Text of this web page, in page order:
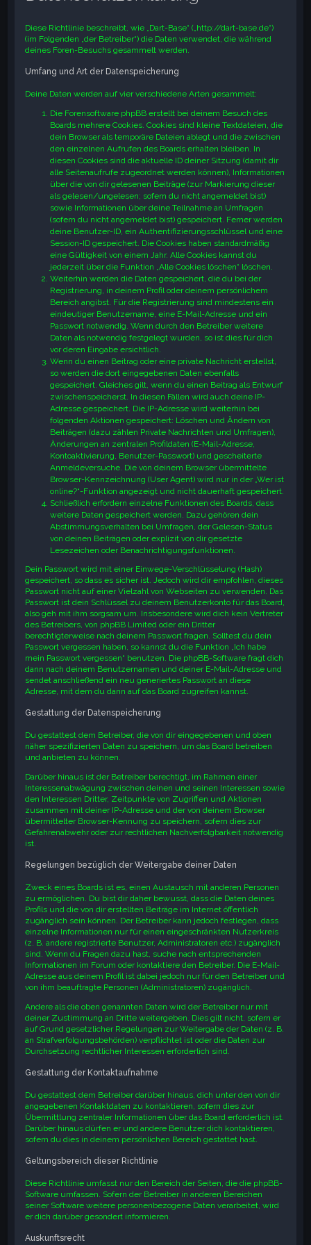
Diese Richtlinie beschreibt, wie „Dart-Base“ („http://dart-base.de“)
(im Folgenden „der Betreiber“) die Daten verwendet, die während
deines Foren-Besuchs gesammelt werden.
Umfang und Art der Datenspeicherung
Deine Daten werden auf vier verschiedene Arten gesammelt:
Die Forensoftware phpBB erstellt bei deinem Besuch des
Boards mehrere Cookies. Cookies sind kleine Textdateien, die
dein Browser als temporäre Dateien ablegt und die zwischen
den einzelnen Aufrufen des Boards erhalten bleiben. In
diesen Cookies sind die aktuelle ID deiner Sitzung (damit dir
alle Seitenaufrufe zugeordnet werden können), Informationen
über die von dir gelesenen Beiträge (zur Markierung dieser
als gelesen/ungelesen; sofern du nicht angemeldet bist)
sowie Informationen über deine Teilnahme an Umfragen
(sofern du nicht angemeldet bist) gespeichert. Ferner werden
deine Benutzer-ID, ein Authentifizierungsschlüssel und eine
Session-ID gespeichert. Die Cookies haben standardmäßig
eine Gültigkeit von einem Jahr. Alle Cookies kannst du
jederzeit über die Funktion „Alle Cookies löschen“ löschen.
Weiterhin werden die Daten gespeichert, die du bei der
Registrierung, in deinem Profil oder deinem persönlichem
Bereich angibst. Für die Registrierung sind mindestens ein
eindeutiger Benutzername, eine E-Mail-Adresse und ein
Passwort notwendig. Wenn durch den Betreiber weitere
Daten als notwendig festgelegt wurden, so ist dies für dich
vor deren Eingabe ersichtlich.
Wenn du einen Beitrag oder eine private Nachricht erstellst,
so werden die dort eingegebenen Daten ebenfalls
gespeichert. Gleiches gilt, wenn du einen Beitrag als Entwurf
zwischenspeicherst. In diesen Fällen wird auch deine IP-
Adresse gespeichert. Die IP-Adresse wird weiterhin bei
folgenden Aktionen gespeichert: Löschen und Ändern von
Beiträgen (dazu zählen Private Nachrichten und Umfragen),
Änderungen an zentralen Profildaten (E-Mail-Adresse,
Kontoaktivierung, Benutzer-Passwort) und gescheiterte
Anmeldeversuche. Die von deinem Browser übermittelte
Browser-Kennzeichnung (User Agent) wird nur in der „Wer ist
online?“-Funktion angezeigt und nicht dauerhaft gespeichert.
Schließlich erfordern einzelne Funktionen des Boards, dass
weitere Daten gespeichert werden. Dazu gehören dein
Abstimmungsverhalten bei Umfragen, der Gelesen-Status
von deinen Beiträgen oder explizit von dir gesetzte
Lesezeichen oder Benachrichtigungsfunktionen.
Dein Passwort wird mit einer Einwege-Verschlüsselung (Hash)
gespeichert, so dass es sicher ist. Jedoch wird dir empfohlen, dieses
Passwort nicht auf einer Vielzahl von Webseiten zu verwenden. Das
Passwort ist dein Schlüssel zu deinem Benutzerkonto für das Board,
also geh mit ihm sorgsam um. Insbesondere wird dich kein Vertreter
des Betreibers, von phpBB Limited oder ein Dritter
berechtigterweise nach deinem Passwort fragen. Solltest du dein
Passwort vergessen haben, so kannst du die Funktion „Ich habe
mein Passwort vergessen“ benutzen. Die phpBB-Software fragt dich
dann nach deinem Benutzernamen und deiner E-Mail-Adresse und
sendet anschließend ein neu generiertes Passwort an diese
Adresse, mit dem du dann auf das Board zugreifen kannst.
Gestattung der Datenspeicherung
Du gestattest dem Betreiber, die von dir eingegebenen und oben
näher spezifizierten Daten zu speichern, um das Board betreiben
und anbieten zu können.
Darüber hinaus ist der Betreiber berechtigt, im Rahmen einer
Interessenabwägung zwischen deinen und seinen Interessen sowie
den Interessen Dritter, Zeitpunkte von Zugriffen und Aktionen
zusammen mit deiner IP-Adresse und der von deinem Browser
übermittelter Browser-Kennung zu speichern, sofern dies zur
Gefahrenabwehr oder zur rechtlichen Nachverfolgbarkeit notwendig
ist.
Regelungen bezüglich der Weitergabe deiner Daten
Zweck eines Boards ist es, einen Austausch mit anderen Personen
zu ermöglichen. Du bist dir daher bewusst, dass die Daten deines
Profils und die von dir erstellten Beiträge im Internet öffentlich
zugänglich sein können. Der Betreiber kann jedoch festlegen, dass
einzelne Informationen nur für einen eingeschränkten Nutzerkreis
(z. B. andere registrierte Benutzer, Administratoren etc.) zugänglich
sind. Wenn du Fragen dazu hast, suche nach entsprechenden
Informationen im Forum oder kontaktiere den Betreiber. Die E-Mail-
Adresse aus deinem Profil ist dabei jedoch nur für den Betreiber und
von ihm beauftragte Personen (Administratoren) zugänglich.
Andere als die oben genannten Daten wird der Betreiber nur mit
deiner Zustimmung an Dritte weitergeben. Dies gilt nicht, sofern er
auf Grund gesetzlicher Regelungen zur Weitergabe der Daten (z. B.
an Strafverfolgungsbehörden) verpflichtet ist oder die Daten zur
Durchsetzung rechtlicher Interessen erforderlich sind.
Gestattung der Kontaktaufnahme
Du gestattest dem Betreiber darüber hinaus, dich unter den von dir
angegebenen Kontaktdaten zu kontaktieren, sofern dies zur
Übermittlung zentraler Informationen über das Board erforderlich ist.
Darüber hinaus dürfen er und andere Benutzer dich kontaktieren,
sofern du dies in deinem persönlichen Bereich gestattet hast.
Geltungsbereich dieser Richtlinie
Diese Richtlinie umfasst nur den Bereich der Seiten, die die phpBB-
Software umfassen. Sofern der Betreiber in anderen Bereichen
seiner Software weitere personenbezogene Daten verarbeitet, wird
er dich darüber gesondert informieren.
Auskunftsrecht